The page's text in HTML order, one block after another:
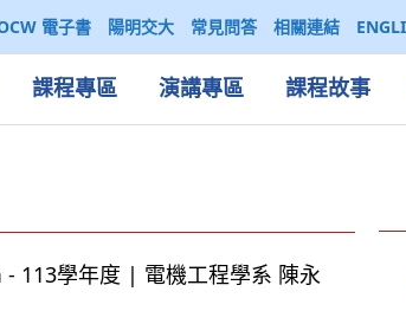
電子書 陽明交大 常見問答 相關連結
課程專區 演講專區 課程故事
113學年度 | 電機工程學系 陳永